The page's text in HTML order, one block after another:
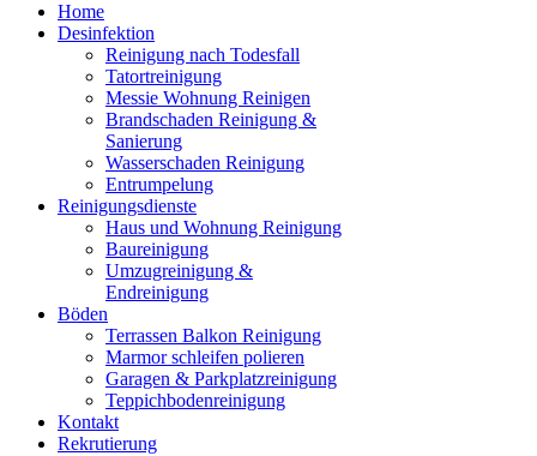
Home
Desinfektion
Reinigung nach Todesfall
Tatortreinigung
Messie Wohnung Reinigen
Brandschaden Reinigung &
Sanierung
Wasserschaden Reinigung
Entrumpelung
Reinigungsdienste
Haus und Wohnung Reinigung
Baureinigung
Umzugreinigung &
Endreinigung
Böden
Terrassen Balkon Reinigung
Marmor schleifen polieren
Garagen & Parkplatzreinigung
Teppichbodenreinigung
Kontakt
Rekrutierung